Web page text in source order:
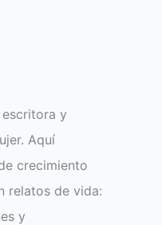
escritora y
Aquí
crecimiento
relatos de vida:
y